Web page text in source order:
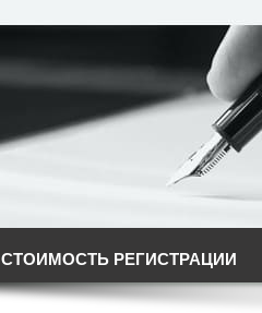
СТОИМОСТЬ РЕГИСТРАЦИИ